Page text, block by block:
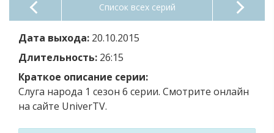
Список всех серий
Дата выхода: 20.10.2015
Длительность: 26:15
Краткое описание серии:
Слуга народа 1 сезон 6 серии. Смотрите онлайн
на сайте UniverTV.